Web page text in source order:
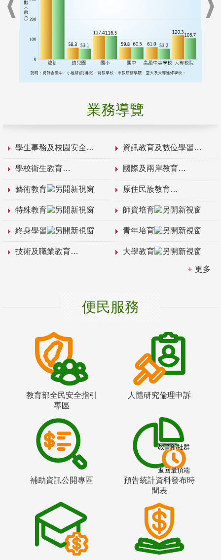
業務導覽
學生事務及校園安全 資訊教育及數位學習
學校衛生教育 國際及兩岸教育
藝術教育 原住民族教育
特殊教育 師資培育
終身學習 青年培育
技術及職業教育 大學教育
更多
便民服務
教育部全民安全指引
專區
人體研究倫理申訴
補助資訊公開專區
預告統計資料發布時
間表
教育部社群
返回最頂端